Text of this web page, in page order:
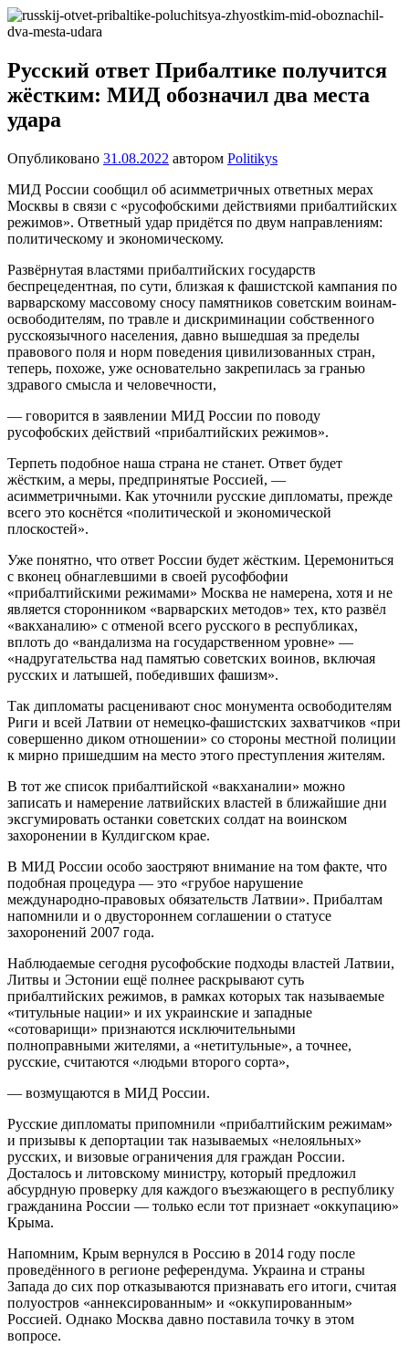
Перейти
к
Новости
Ещё
сайт
на
WordPress
Русский ответ Прибалтике получится
жёстким: МИД обозначил два места
удара
Опубликовано 31.08.2022 автором Politikys
МИД России сообщил об асимметричных ответных мерах
Москвы в связи с «русофобскими действиями прибалтийских
режимов». Ответный удар придётся по двум направлениям:
политическому и экономическому.
Развёрнутая властями прибалтийских государств
беспрецедентная, по сути, близкая к фашистской кампания по
варварскому массовому сносу памятников советским воинам-
освободителям, по травле и дискриминации собственного
русскоязычного населения, давно вышедшая за пределы
правового поля и норм поведения цивилизованных стран,
теперь, похоже, уже основательно закрепилась за гранью
здравого смысла и человечности,
— говорится в заявлении МИД России по поводу
русофобских действий «прибалтийских режимов».
Терпеть подобное наша страна не станет. Ответ будет
жёстким, а меры, предпринятые Россией, —
асимметричными. Как уточнили русские дипломаты, прежде
всего это коснётся «политической и экономической
плоскостей».
Уже понятно, что ответ России будет жёстким. Церемониться
с вконец обнаглевшими в своей русофбофии
«прибалтийскими режимами» Москва не намерена, хотя и не
является сторонником «варварских методов» тех, кто развёл
«вакханалию» с отменой всего русского в республиках,
вплоть до «вандализма на государственном уровне» —
«надругательства над памятью советских воинов, включая
русских и латышей, победивших фашизм».
Так дипломаты расценивают снос монумента освободителям
Риги и всей Латвии от немецко-фашистских захватчиков «при
совершенно диком отношении» со стороны местной полиции
к мирно пришедшим на место этого преступления жителям.
В тот же список прибалтийской «вакханалии» можно
записать и намерение латвийских властей в ближайшие дни
эксгумировать останки советских солдат на воинском
захоронении в Кулдигском крае.
В МИД России особо заостряют внимание на том факте, что
подобная процедура — это «грубое нарушение
международно-правовых обязательств Латвии». Прибалтам
напомнили и о двустороннем соглашении о статусе
захоронений 2007 года.
Наблюдаемые сегодня русофобские подходы властей Латвии,
Литвы и Эстонии ещё полнее раскрывают суть
прибалтийских режимов, в рамках которых так называемые
«титульные нации» и их украинские и западные
«сотоварищи» признаются исключительными
полноправными жителями, а «нетитульные», а точнее,
русские, считаются «людьми второго сорта»,
— возмущаются в МИД России.
Русские дипломаты припомнили «прибалтийским режимам»
и призывы к депортации так называемых «нелояльных»
русских, и визовые ограничения для граждан России.
Досталось и литовскому министру, который предложил
абсурдную проверку для каждого въезжающего в республику
гражданина России — только если тот признает «оккупацию»
Крыма.
Напомним, Крым вернулся в Россию в 2014 году после
проведённого в регионе референдума. Украина и страны
Запада до сих пор отказываются признавать его итоги, считая
полуостров «аннексированным» и «оккупированным»
Россией. Однако Москва давно поставила точку в этом
вопросе.